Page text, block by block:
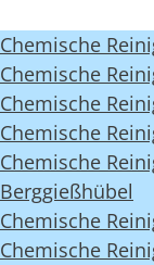
Chemische
Chemische
Chemische
Chemische
Chemische
Berggießhübel
Chemische
Chemische